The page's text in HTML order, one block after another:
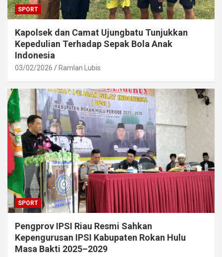
SPORT
Kapolsek dan Camat Ujungbatu Tunjukkan
Kepedulian Terhadap Sepak Bola Anak
Indonesia
03/02/2026 Ramlan Lubis
SPORT
Pengprov IPSI Riau Resmi Sahkan
Kepengurusan IPSI Kabupaten Rokan Hulu
Masa Bakti 2025–2029